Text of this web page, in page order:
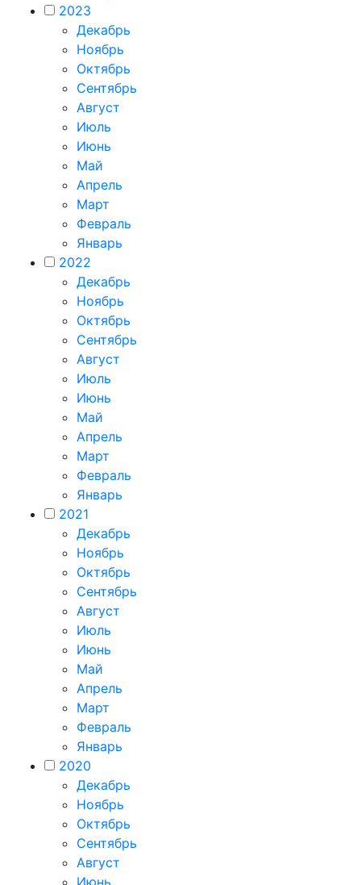
2023
Декабрь
Ноябрь
Октябрь
Сентябрь
Август
Июль
Июнь
Май
Апрель
Март
Февраль
Январь
2022
Декабрь
Ноябрь
Октябрь
Сентябрь
Август
Июль
Июнь
Май
Апрель
Март
Февраль
Январь
2021
Декабрь
Ноябрь
Октябрь
Сентябрь
Август
Июль
Июнь
Май
Апрель
Март
Февраль
Январь
2020
Декабрь
Ноябрь
Октябрь
Сентябрь
Август
Июнь